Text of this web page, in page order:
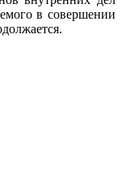
в совершении